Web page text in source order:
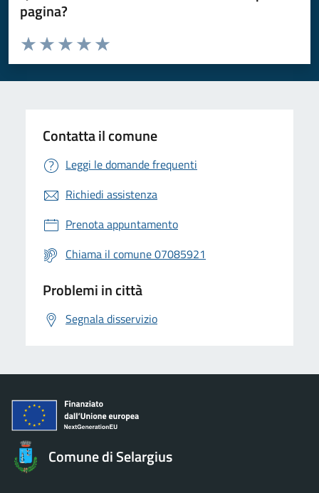
pagina?
Valuta da 1 a 5 stelle la pagina
Valuta 5 stelle su 5
Valuta 4 stelle su 5
Valuta 3 stelle su 5
Valuta 2 stelle su 5
Valuta 1 stelle su 5
Contatta il comune
Leggi le domande frequenti
Richiedi assistenza
Prenota appuntamento
Chiama il comune 07085921
Problemi in città
Segnala disservizio
Comune di Selargius